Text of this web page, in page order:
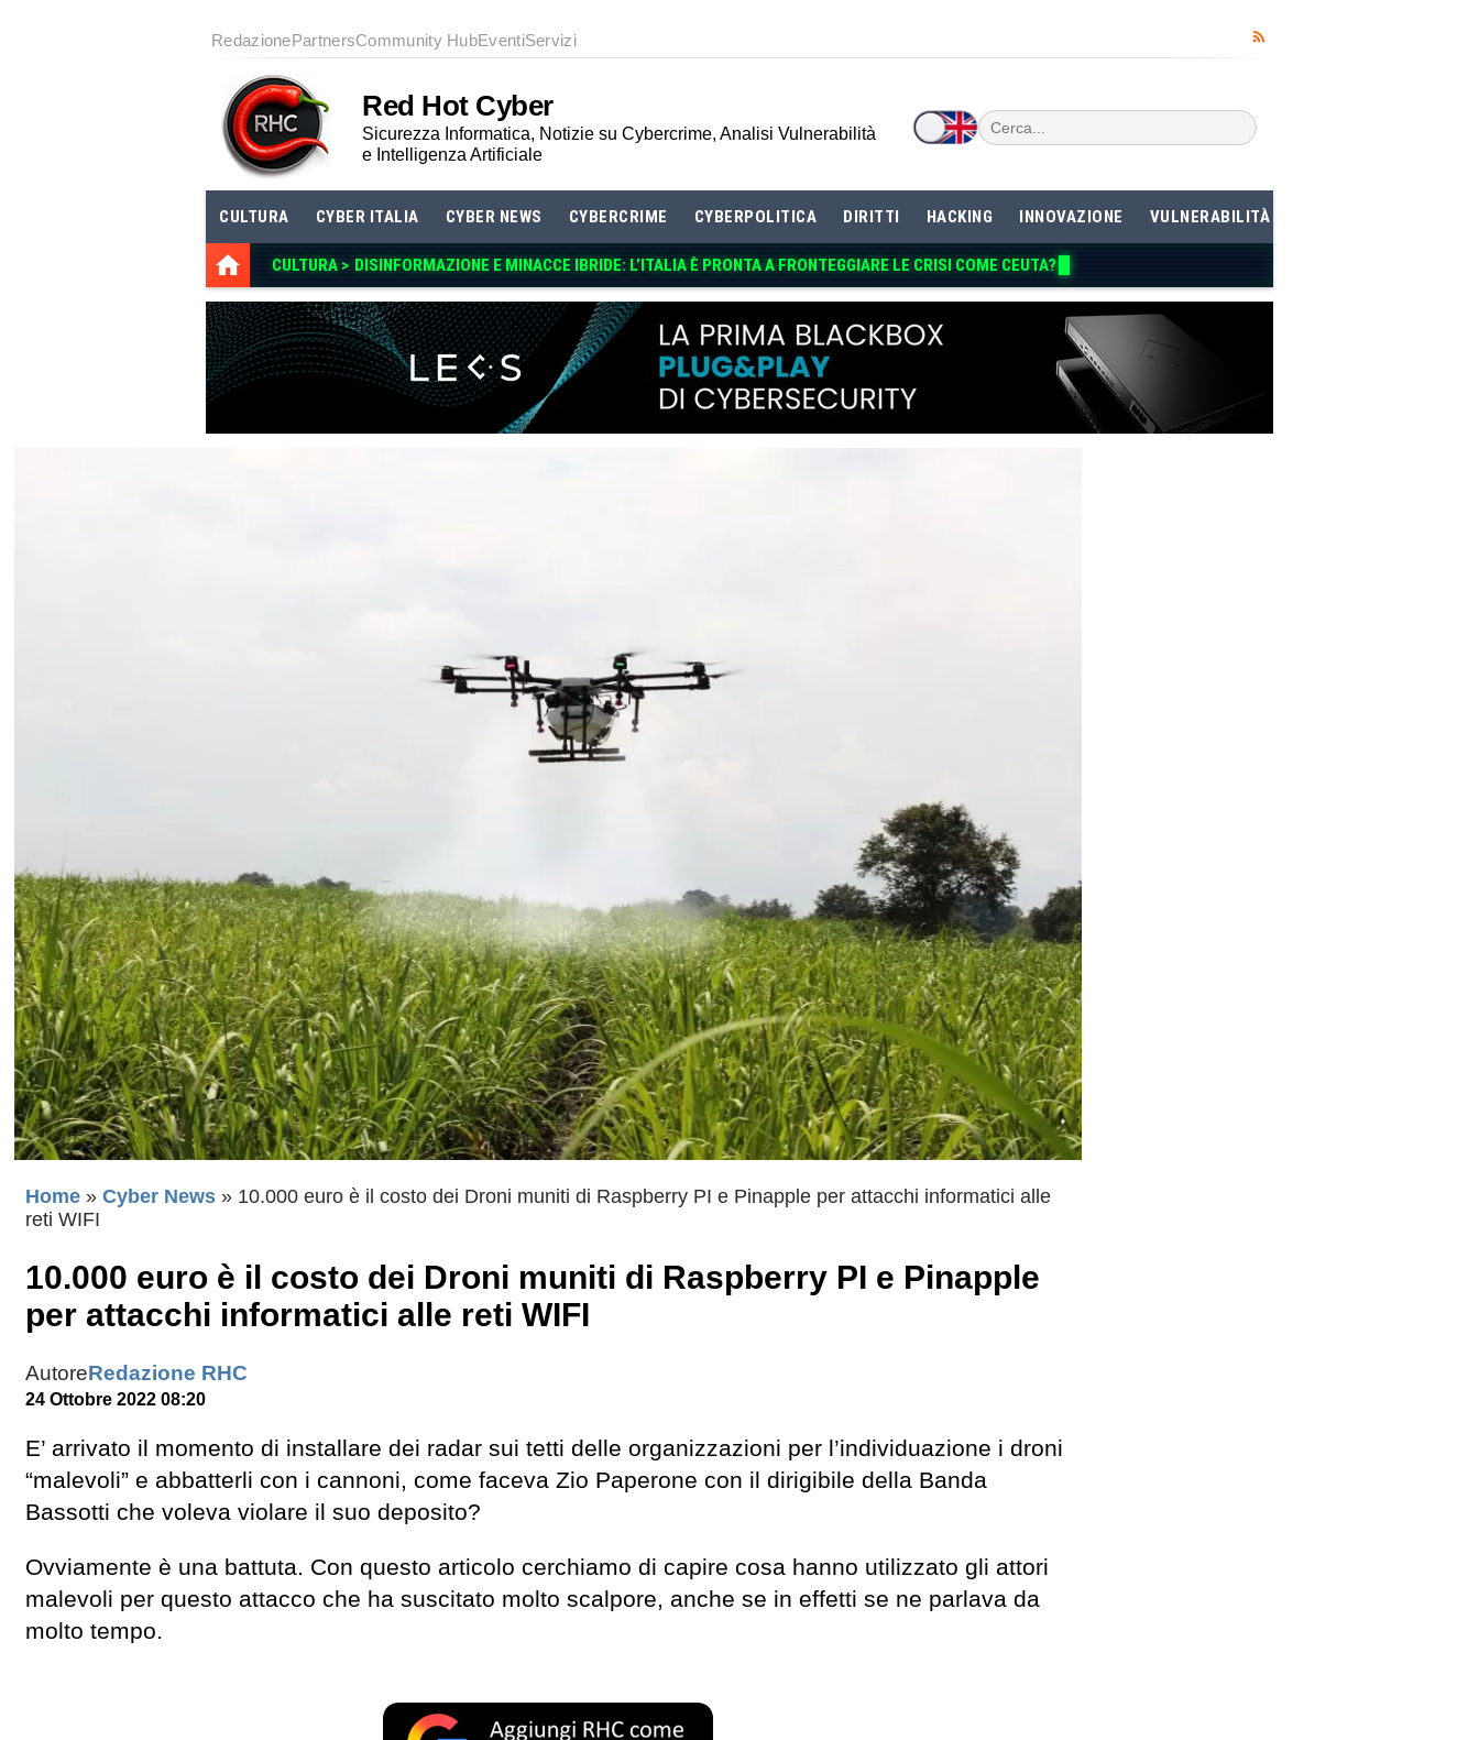
RedazionePartnersCommunity HubEventiServizi
Red Hot Cyber
Sicurezza Informatica, Notizie su Cybercrime, Analisi Vulnerabilità
e Intelligenza Artificiale
CULTURA CYBER ITALIA CYBER NEWS CYBERCRIME CYBERPOLITICA DIRITTI HACKING INNOVAZIONE VULNERABILITÀ
CULTURA > DISINFORMAZIONE E MINACCE IBRIDE: L’ITALIA È PRONTA A FRONTEGGIARE LE CRISI COME CEUTA?
Home » Cyber News » 10.000 euro è il costo dei Droni muniti di Raspberry PI e Pinapple per attacchi informatici alle
reti WIFI
10.000 euro è il costo dei Droni muniti di Raspberry PI e Pinapple
per attacchi informatici alle reti WIFI
AutoreRedazione RHC
24 Ottobre 2022 08:20
E’ arrivato il momento di installare dei radar sui tetti delle organizzazioni per l’individuazione i droni
“malevoli” e abbatterli con i cannoni, come faceva Zio Paperone con il dirigibile della Banda
Bassotti che voleva violare il suo deposito?
Ovviamente è una battuta. Con questo articolo cerchiamo di capire cosa hanno utilizzato gli attori
malevoli per questo attacco che ha suscitato molto scalpore, anche se in effetti se ne parlava da
molto tempo.